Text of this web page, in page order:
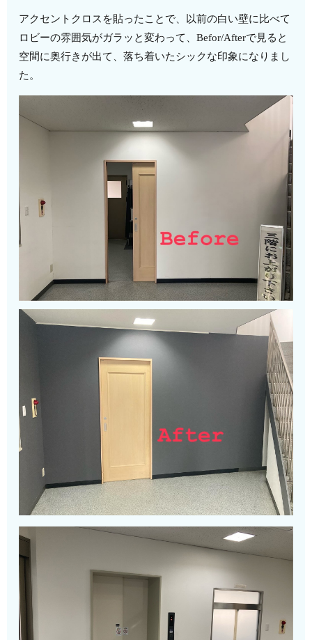
アクセントクロスを貼ったことで、以前の白い壁に比べて
ロビーの雰囲気がガラッと変わって、Befor/Afterで見ると
空間に奥行きが出て、落ち着いたシックな印象になりまし
た。